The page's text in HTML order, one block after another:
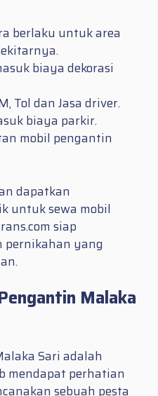
berlaku untuk area
biaya dekorasi
Tol dan Jasa driver.
biaya parkir.
mobil pengantin
dapatkan
untuk sewa mobil
siap
pernikahan yang
Malaka
Sari adalah
mendapat perhatian
sebuah pesta